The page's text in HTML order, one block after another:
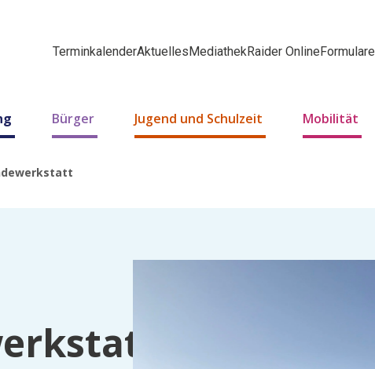
TerminkalenderAktuellesMediathekRaider OnlineFormulare
Bürger Jugend und Schulzeit Mobilität